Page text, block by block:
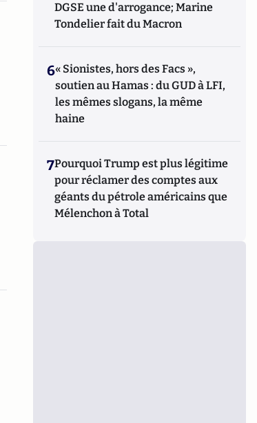
DGSE une d'arrogance; Marine
Tondelier fait du Macron
6« Sionistes, hors des Facs »,
soutien au Hamas : du GUD à LFI,
les mêmes slogans, la même
haine
7Pourquoi Trump est plus légitime
pour réclamer des comptes aux
géants du pétrole américains que
Mélenchon à Total